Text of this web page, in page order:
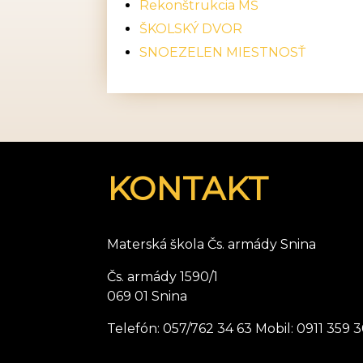
Rekonštrukcia MŠ
ŠKOLSKÝ DVOR
SNOEZELEN MIESTNOSŤ
KONTAKT
Materská škola Čs. armády Snina
Čs. armády 1590/1
069 01 Snina
Telefón: 057/762 34 63 Mobil: 0911 359